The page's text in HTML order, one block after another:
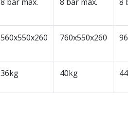
560x550x260 760x550x260
36kg 40kg